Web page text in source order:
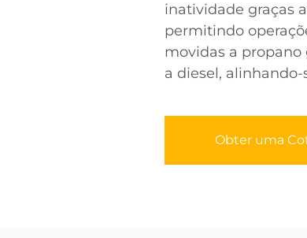
inatividade graças
permitindo
movidas a propano
a diesel,
Obter uma